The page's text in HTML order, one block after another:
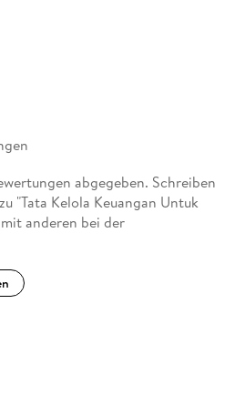
abgegeben. Schreiben
"Tata Kelola Keuangan Untuk
anderen bei der